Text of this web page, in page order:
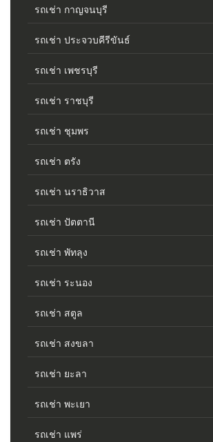
รถเช่า กาญจนบุรี
รถเช่า ประจวบคีรีขันธ์
รถเช่า เพชรบุรี
รถเช่า ราชบุรี
รถเช่า ชุมพร
รถเช่า ตรัง
รถเช่า นราธิวาส
รถเช่า ปัตตานี
รถเช่า พัทลุง
รถเช่า ระนอง
รถเช่า สตูล
รถเช่า สงขลา
รถเช่า ยะลา
รถเช่า พะเยา
รถเช่า แพร่